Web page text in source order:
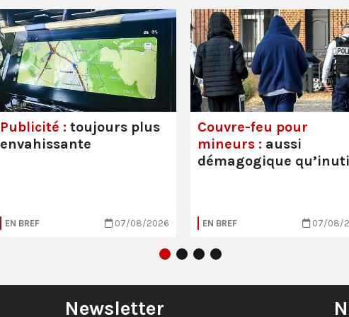
Publicité : toujours plus
envahissante
EN BREF 07/08/2026
Couvre-feu pour
mineurs : aussi
démagogique
EN BREF 07/08/
Newsletter